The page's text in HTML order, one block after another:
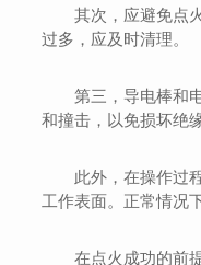
其次，应避免点
过多，应及时清理。
第三，导电棒和
和撞击，以免损坏绝
此外，在操作过
工作表面。正常情况
在点火成功的前